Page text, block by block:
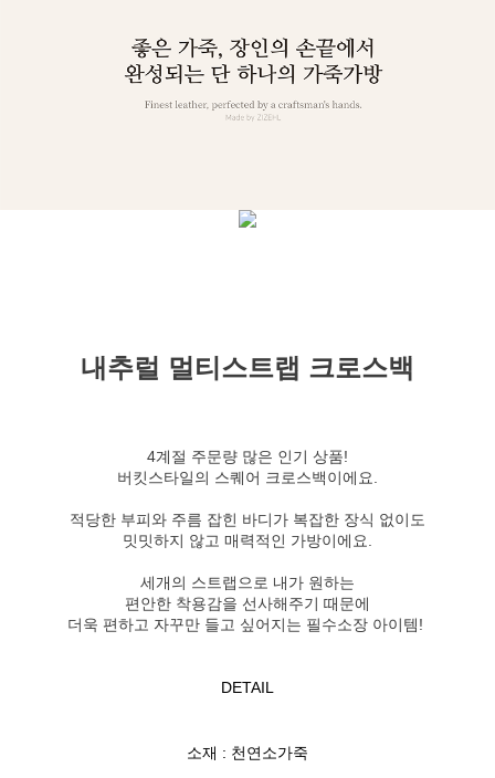
내추럴 멀티스트랩 크로스백
4계절 주문량 많은 인기 상품!
버킷스타일의 스퀘어 크로스백이에요.
적당한 부피와 주름 잡힌 바디가 복잡한 장식 없이도
밋밋하지 않고 매력적인 가방이에요.
세개의 스트랩으로 내가 원하는
편안한 착용감을 선사해주기 때문에
더욱 편하고 자꾸만 들고 싶어지는 필수소장 아이템!
DETAIL
소재 : 천연소가죽